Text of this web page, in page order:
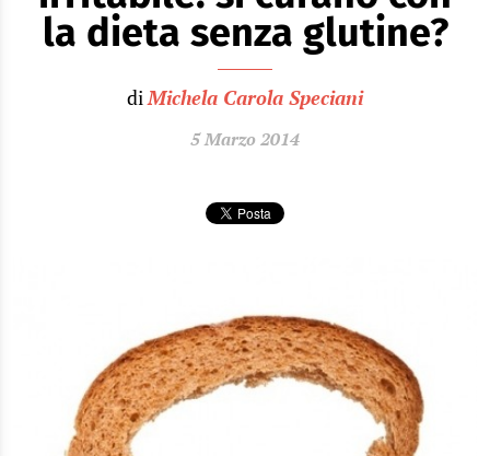
la dieta senza glutine?
diMichela Carola Speciani
5 Marzo 2014